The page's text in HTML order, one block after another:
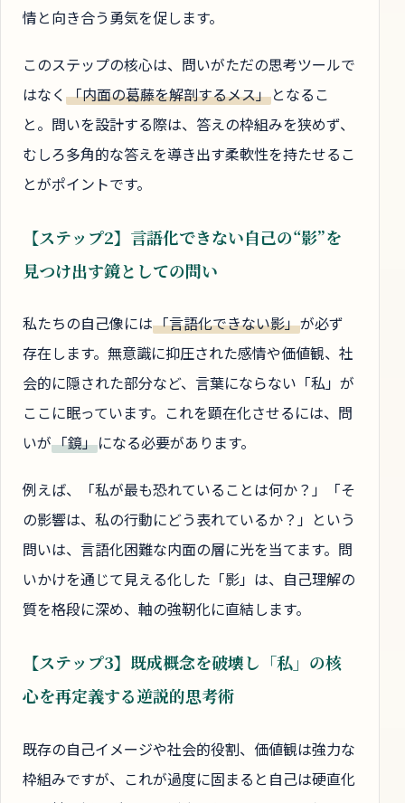
情と向き合う勇気を促します。
このステップの核心は、問いがただの思考ツールで
はなく 「内面の葛藤を解剖するメス」となるこ
と。問いを設計する際は、答えの枠組みを狭めず、
むしろ多角的な答えを導き出す柔軟性を持たせるこ
とがポイントです。
【ステップ2】言語化できない自己の“影”を
見つけ出す鏡としての問い
私たちの自己像には「言語化できない影」が必ず
存在します。無意識に抑圧された感情や価値観、社
会的に隠された部分など、言葉にならない「私」が
ここに眠っています。これを顕在化させるには、問
いが「鏡」になる必要があります。
例えば、「私が最も恐れていることは何か？」「そ
の影響は、私の行動にどう表れているか？」という
問いは、言語化困難な内面の層に光を当てます。問
いかけを通じて見える化した「影」は、自己理解の
質を格段に深め、軸の強靭化に直結します。
【ステップ3】既成概念を破壊し「私」の核
心を再定義する逆説的思考術
既存の自己イメージや社会的役割、価値観は強力な
枠組みですが、これが過度に固まると自己は硬直化